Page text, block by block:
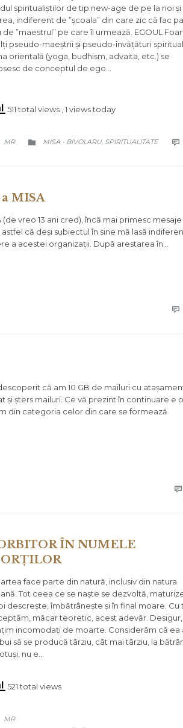
spiritualiștilor de tip new-age de pe la noi
indiferent de ”școala” din care zic că fac
de ”maestrul” pe care îl urmează. EGOUL
pseudo-maeștrii și pseudo-învățături
orientală (yoga, budhism, advaita, etc.) se
de conceptul de ego…
511 total views , 1 views today
MR  CATEGORY
MISA - BIVOLARU, SPIRITUALITATE 
MISA
vreo 13 ani cred), încă mai primesc mesaje
că deși subiectul în sine mă lasă
a acestei organizații. După arestarea în…

că am 10 GB de mailuri cu
șters mailuri. Ce vă prezint în continuare e o
din categoria celor din care se formează

ÎN NUMELE
face parte din natură, inclusiv din natura
Tot ceea ce se naște se dezvoltă,
descrește, îmbătrânește și în final moare. Cu
măcar teoretic, acest adevăr.
incomodați de moarte. Considerăm că ea
să se producă târziu, cât mai târziu, la
nu e…
521 total views
MR